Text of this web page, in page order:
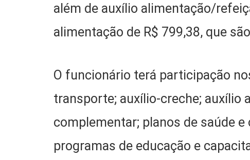
além de auxílio alimentação/
alimentação de R$ 799,38, que
O funcionário terá participação
transporte; auxílio-creche; auxílio
complementar; planos de saúde
programas de educação e